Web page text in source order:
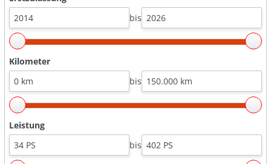
bis
Kilometer
bis
Leistung
bis